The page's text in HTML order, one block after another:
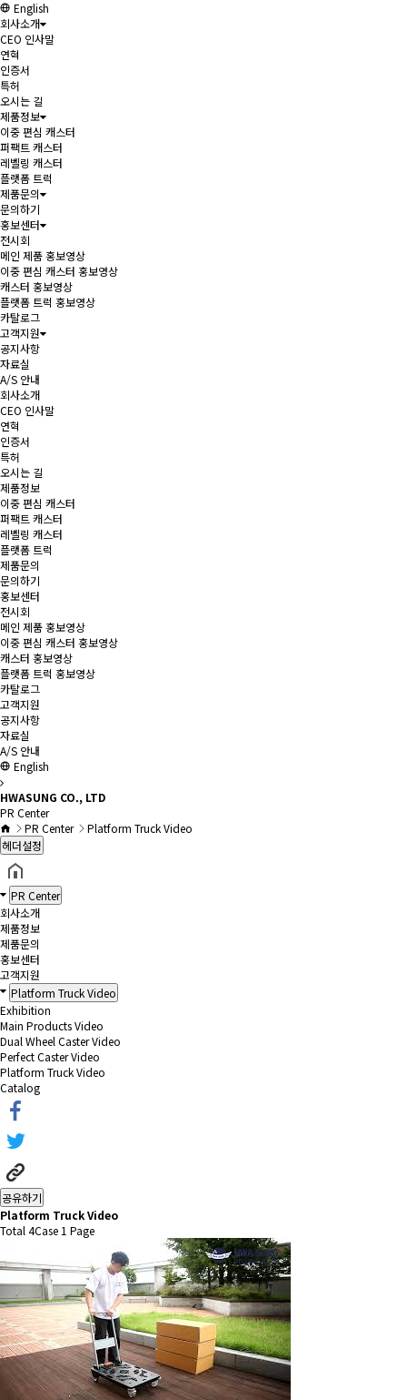
English
회사소개
CEO 인사말
연혁
인증서
특허
오시는 길
제품정보
이중 편심 캐스터
퍼팩트 캐스터
레벨링 캐스터
플랫폼 트럭
제품문의
문의하기
홍보센터
전시회
메인 제품 홍보영상
이중 편심 캐스터 홍보영상
캐스터 홍보영상
플랫폼 트럭 홍보영상
카탈로그
고객지원
공지사항
자료실
A/S 안내
회사소개
CEO 인사말
연혁
인증서
특허
오시는 길
제품정보
이중 편심 캐스터
퍼팩트 캐스터
레벨링 캐스터
플랫폼 트럭
제품문의
문의하기
홍보센터
전시회
메인 제품 홍보영상
이중 편심 캐스터 홍보영상
캐스터 홍보영상
플랫폼 트럭 홍보영상
카탈로그
고객지원
공지사항
자료실
A/S 안내
English
HWASUNG CO., LTD
PR Center
PR Center
Platform Truck Video
헤더설정
PR Center
회사소개
제품정보
제품문의
홍보센터
고객지원
Platform Truck Video
Exhibition
Main Products Video
Dual Wheel Caster Video
Perfect Caster Video
Platform Truck Video
Catalog
공유하기
Platform Truck Video
Total 4Case 1 Page